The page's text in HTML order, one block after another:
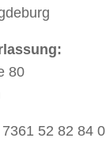
80
52 82 84 0